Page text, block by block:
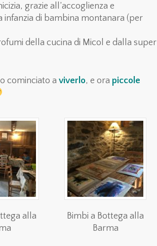
grazie all’accoglienza e
infanzia di bambina montanara (per
della cucina di Micol e dalla super
cominciato a viverlo, e ora piccole
alla
Bimbi a Bottega alla
Barma